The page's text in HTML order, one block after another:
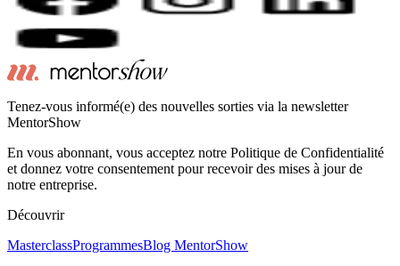
Tenez-vous informé(e) des nouvelles sorties via la newsletter
MentorShow
En vous abonnant, vous acceptez notre Politique de Confidentialité
et donnez votre consentement pour recevoir des mises à jour de
notre entreprise.
Découvrir
MasterclassProgrammesBlog MentorShow